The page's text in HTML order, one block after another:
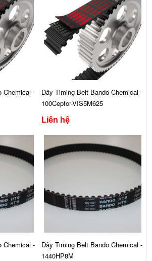
Chemical -
Dây Timing Belt Bando Chemical -
100Ceptor-VIS5M625
Liên hệ
Chemical -
Dây Timing Belt Bando Chemical -
1440HP8M